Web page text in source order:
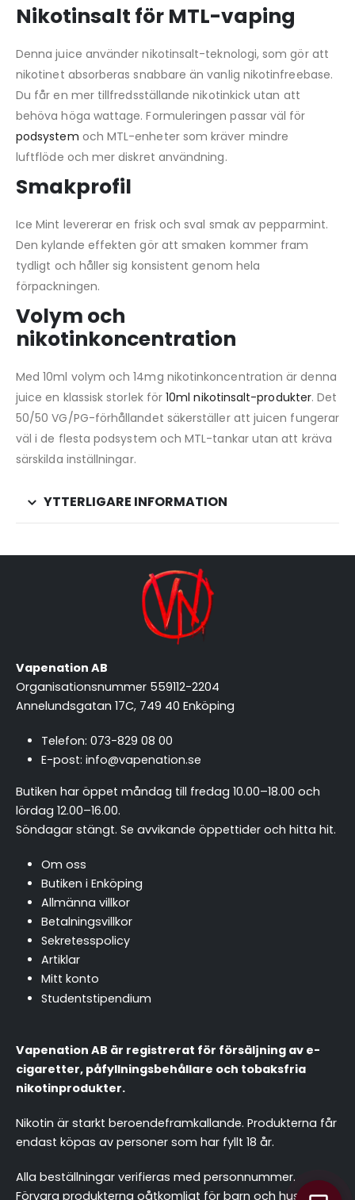
Nikotinsalt för MTL-vaping
Denna juice använder nikotinsalt-teknologi, som gör att
nikotinet absorberas snabbare än vanlig nikotinfreebase.
Du får en mer tillfredsställande nikotinkick utan att
behöva höga wattage. Formuleringen passar väl för
podsystem och MTL-enheter som kräver mindre
luftflöde och mer diskret användning.
Smakprofil
Ice Mint levererar en frisk och sval smak av pepparmint.
Den kylande effekten gör att smaken kommer fram
tydligt och håller sig konsistent genom hela
förpackningen.
Volym och
nikotinkoncentration
Med 10ml volym och 14mg nikotinkoncentration är denna
juice en klassisk storlek för10ml nikotinsalt-produkter. Det
50/50 VG/PG-förhållandet säkerställer att juicen fungerar
väl i de flesta podsystem och MTL-tankar utan att kräva
särskilda inställningar.
YTTERLIGARE INFORMATION
Vapenation AB
Organisationsnummer 559112-2204
Annelundsgatan 17C, 749 40 Enköping
Telefon: 073-829 08 00
E-post: info@vapenation.se
Butiken har öppet måndag till fredag 10.00–18.00 och
lördag 12.00–16.00.
Söndagar stängt. Se avvikande öppettider och hitta hit.
Om oss
Butiken i Enköping
Allmänna villkor
Betalningsvillkor
Sekretesspolicy
Artiklar
Mitt konto
Studentstipendium
Vapenation AB är registrerat för försäljning av e-
cigaretter, påfyllningsbehållare och tobaksfria
nikotinprodukter.
Nikotin är starkt beroendeframkallande. Produkterna får
endast köpas av personer som har fyllt 18 år.
Alla beställningar verifieras med personnummer.
Förvara produkterna oåtkomligt för barn och husdjur.